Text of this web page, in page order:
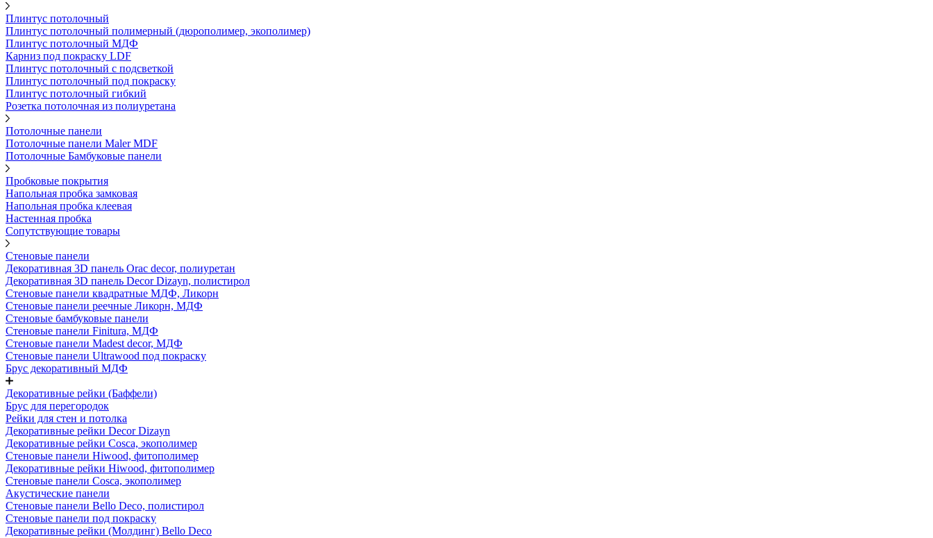
Плинтус потолочный
Плинтус потолочный полимерный (дюрополимер, экополимер)
Плинтус потолочный МДФ
Карниз под покраску LDF
Плинтус потолочный с подсветкой
Плинтус потолочный под покраску
Плинтус потолочный гибкий
Розетка потолочная из полиуретана
Потолочные панели
Потолочные панели Maler MDF
Потолочные Бамбуковые панели
Пробковые покрытия
Напольная пробка замковая
Напольная пробка клеевая
Настенная пробка
Сопутствующие товары
Стеновые панели
Декоративная 3D панель Orac decor, полиуретан
Декоративная 3D панель Decor Dizayn, полистирол
Стеновые панели квадратные МДФ, Ликорн
Стеновые панели реечные Ликорн, МДФ
Стеновые бамбуковые панели
Стеновые панели Finitura, МДФ
Стеновые панели Madest decor, МДФ
Стеновые панели Ultrawood под покраску
Брус декоративный МДФ
Декоративные рейки (Баффели)
Брус для перегородок
Рейки для стен и потолка
Декоративные рейки Decor Dizayn
Декоративные рейки Cosca, экополимер
Стеновые панели Hiwood, фитополимер
Декоративные рейки Hiwood, фитополимер
Стеновые панели Cosca, экополимер
Акустические панели
Стеновые панели Bello Deco, полистирол
Стеновые панели под покраску
Декоративные рейки (Молдинг) Bello Deco